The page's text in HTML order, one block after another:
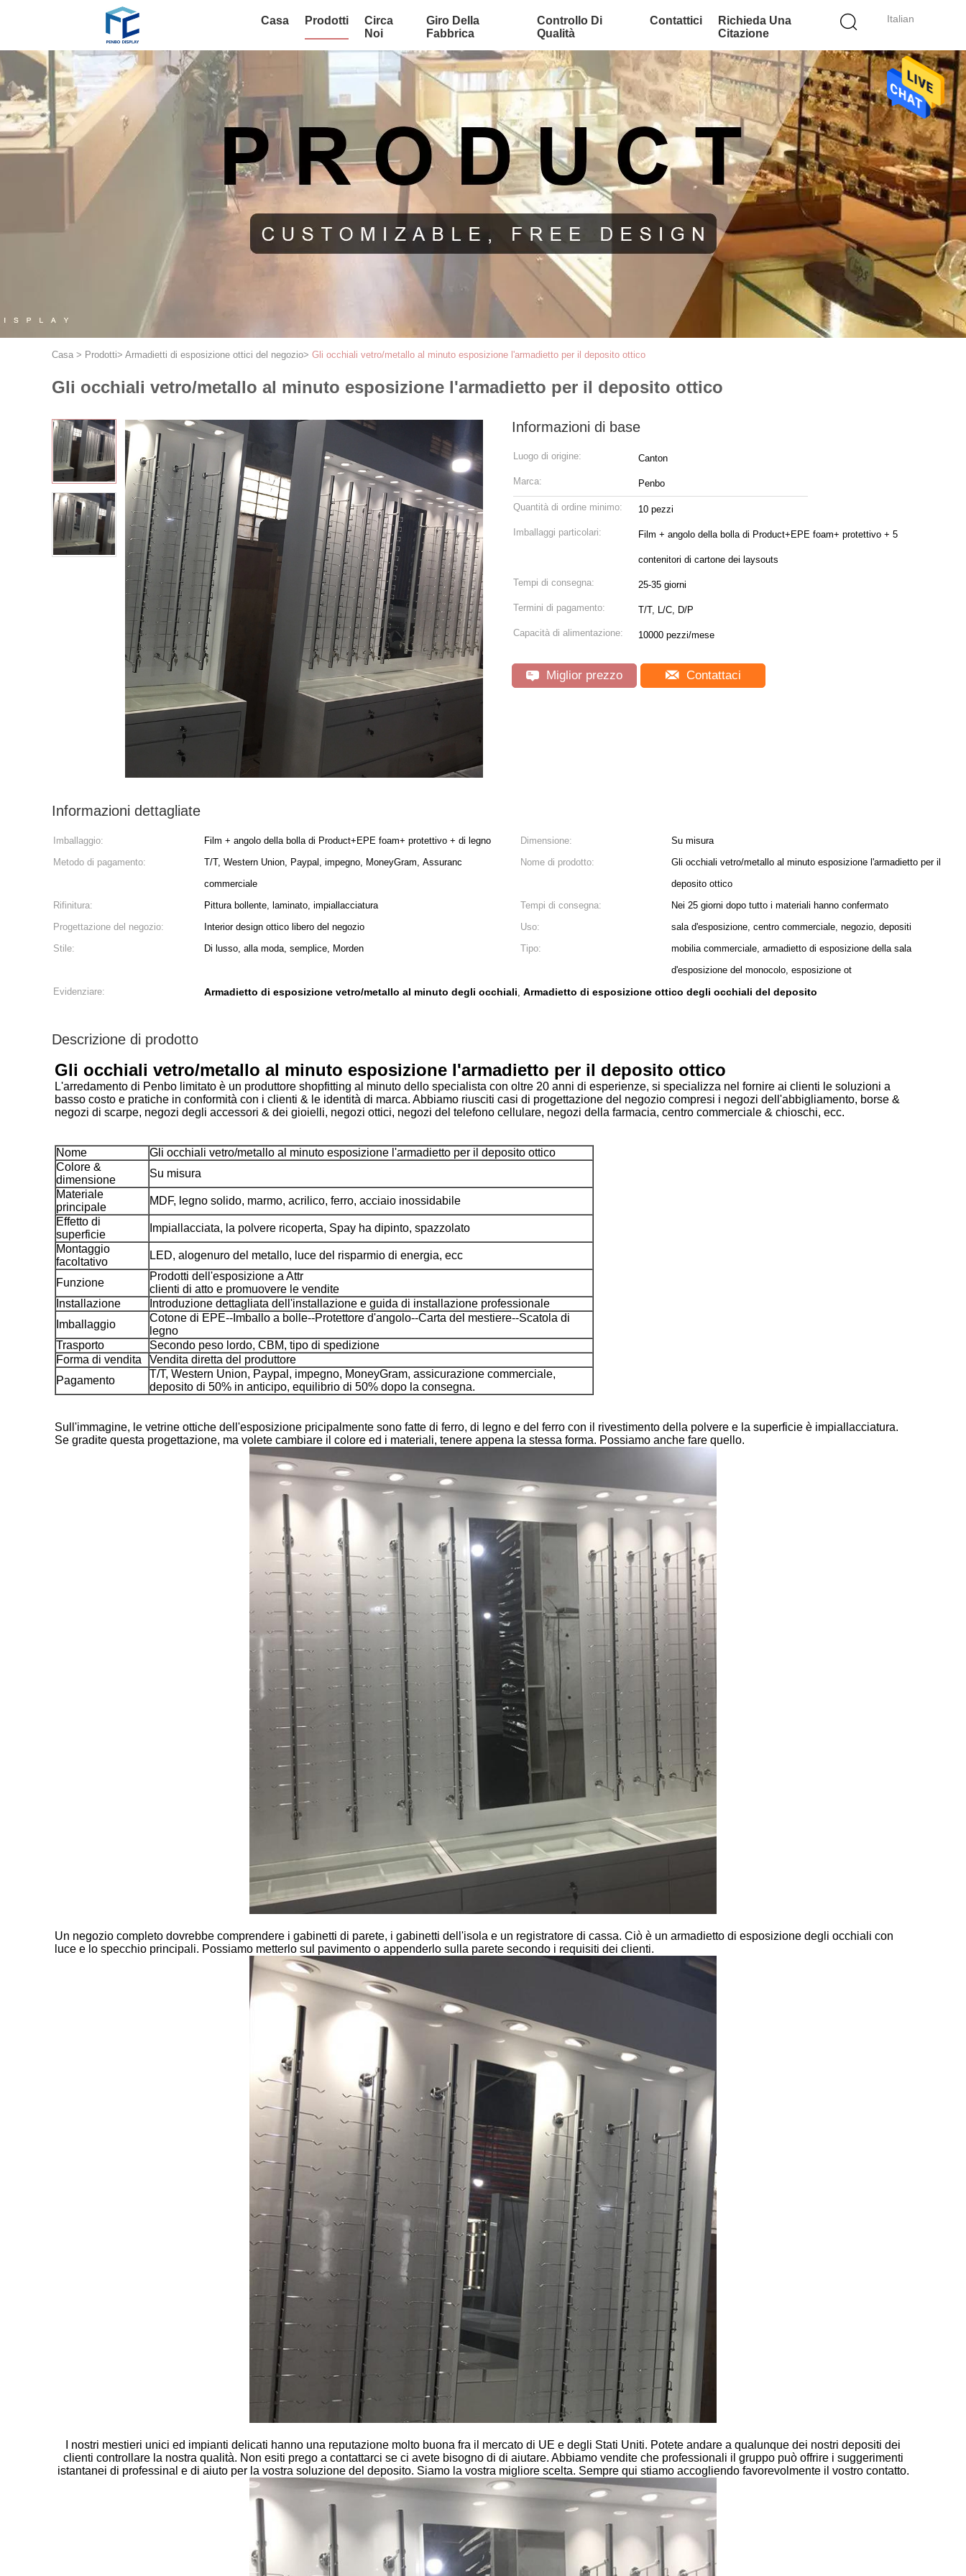
Italian
Casa Prodotti
Circa
Noi
Giro Della
Fabbrica
Controllo Di
Qualità
Contattici
Richieda Una
Citazione
Casa > Prodotti> Armadietti di esposizione ottici del negozio> Gli occhiali vetro/metallo al minuto esposizione l'armadietto per il deposito ottico
Gli occhiali vetro/metallo al minuto esposizione l'armadietto per il deposito ottico
Informazioni di base
Luogo di origine: Canton
Marca: Penbo
Quantità di ordine minimo: 10 pezzi
Imballaggi particolari: Film + angolo della bolla di Product+EPE foam+ protettivo + 5
contenitori di cartone dei laysouts
Tempi di consegna: 25-35 giorni
Termini di pagamento: T/T, L/C, D/P
Capacità di alimentazione: 10000 pezzi/mese
Miglior prezzo Contattaci
Informazioni dettagliate
Imballaggio: Film + angolo della bolla di Product+EPE foam+ protettivo + di legno Dimensione:
Su misura
Metodo di pagamento:
T/T, Western Union, Paypal, impegno, MoneyGram, Assuranc
commerciale
Nome di prodotto:
Gli occhiali vetro/metallo al minuto esposizione l'armadietto per il
deposito ottico
Rifinitura:
Pittura bollente, laminato, impiallacciatura Tempi di consegna:
Nei 25 giorni dopo tutto i materiali hanno confermato
Progettazione del negozio:
Interior design ottico libero del negozio Uso:
sala d'esposizione, centro commerciale, negozio, depositi
Stile:
Di lusso, alla moda, semplice, Morden Tipo:
mobilia commerciale, armadietto di esposizione della sala
d'esposizione del monocolo, esposizione ot
Evidenziare:
Armadietto di esposizione vetro/metallo al minuto degli occhiali, Armadietto di esposizione ottico degli occhiali del deposito
Descrizione di prodotto
Gli occhiali vetro/metallo al minuto esposizione l'armadietto per il deposito ottico
L'arredamento di Penbo limitato è un produttore shopfitting al minuto dello specialista con oltre 20 anni di esperienze, si specializza nel fornire ai clienti le soluzioni a
basso costo e pratiche in conformità con i clienti & le identità di marca. Abbiamo riusciti casi di progettazione del negozio compresi i negozi dell'abbigliamento, borse &
negozi di scarpe, negozi degli accessori & dei gioielli, negozi ottici, negozi del telefono cellulare, negozi della farmacia, centro commerciale & chioschi, ecc.
Nome
Gli occhiali vetro/metallo al minuto esposizione l'armadietto per il deposito ottico
Colore &
dimensione
Su misura
Materiale
principale
MDF, legno solido, marmo, acrilico, ferro, acciaio inossidabile
Effetto di
superficie
Impiallacciata, la polvere ricoperta, Spay ha dipinto, spazzolato
Montaggio
facoltativo
LED, alogenuro del metallo, luce del risparmio di energia, ecc
Funzione
Prodotti dell'esposizione a Attr
clienti di atto e promuovere le vendite
Installazione
Introduzione dettagliata dell'installazione e guida di installazione professionale
Imballaggio
Cotone di EPE--Imballo a bolle--Protettore d'angolo--Carta del mestiere--Scatola di
legno
Trasporto
Secondo peso lordo, CBM, tipo di spedizione
Forma di vendita
Vendita diretta del produttore
Pagamento
T/T, Western Union, Paypal, impegno, MoneyGram, assicurazione commerciale,
deposito di 50% in anticipo, equilibrio di 50% dopo la consegna.
Sull'immagine, le vetrine ottiche dell'esposizione pricipalmente sono fatte di ferro, di legno e del ferro con il rivestimento della polvere e la superficie è impiallacciatura.
Se gradite questa progettazione, ma volete cambiare il colore ed i materiali, tenere appena la stessa forma. Possiamo anche fare quello.
Un negozio completo dovrebbe comprendere i gabinetti di parete, i gabinetti dell'isola e un registratore di cassa. Ciò è un armadietto di esposizione degli occhiali con
luce e lo specchio principali. Possiamo metterlo sul pavimento o appenderlo sulla parete secondo i requisiti dei clienti.
I nostri mestieri unici ed impianti delicati hanno una reputazione molto buona fra il mercato di UE e degli Stati Uniti. Potete andare a qualunque dei nostri depositi dei
clienti controllare la nostra qualità. Non esiti prego a contattarci se ci avete bisogno di di aiutare. Abbiamo vendite che professionali il gruppo può offrire i suggerimenti
istantanei di professinal e di aiuto per la vostra soluzione del deposito. Siamo la vostra migliore scelta. Sempre qui stiamo accogliendo favorevolmente il vostro contatto.